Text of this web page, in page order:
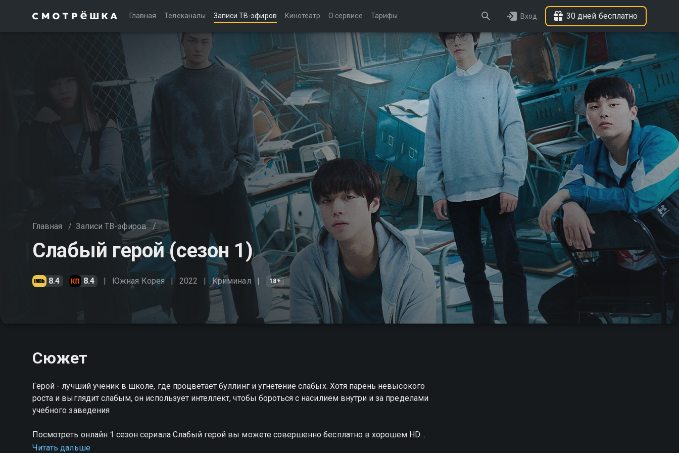
Главная Телеканалы Записи ТВ-эфиров Кинотеатр О сервисе Тарифы Вход 30 дней бесплатно
Главная / Записи ТВ-эфиров /
Слабый герой (сезон 1)
8.4 8.4 Южная Корея 2022 Криминал 18+
Сюжет
Герой - лучший ученик в школе, где процветает буллинг и угнетение слабых. Хотя парень невысокого
роста и выглядит слабым, он использует интеллект, чтобы бороться с насилием внутри и за пределами
учебного заведения
Посмотреть онлайн 1 сезон сериала Слабый герой вы можете совершенно бесплатно в хорошем HD
качестве на Смотрёшке
Читать дальше